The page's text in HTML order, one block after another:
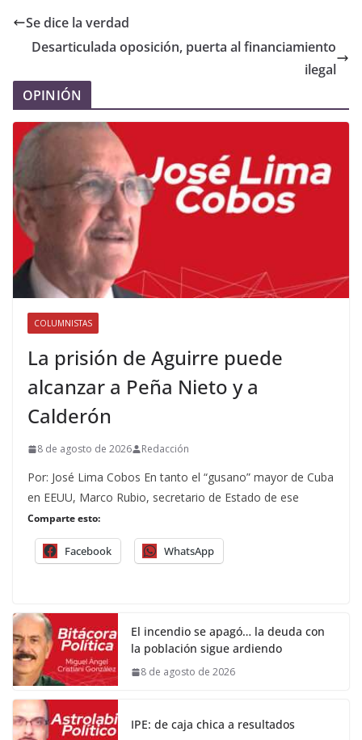
Se dice la verdad
Desarticulada oposición, puerta al financiamiento
ilegal
OPINIÓN
COLUMNISTAS
La prisión de Aguirre puede
alcanzar a Peña Nieto y a
Calderón
8 de agosto de 2026 Redacción
Por: José Lima Cobos En tanto el “gusano” mayor de Cuba
en EEUU, Marco Rubio, secretario de Estado de ese
Comparte esto:
Facebook WhatsApp
El incendio se apagó… la deuda con
la población sigue ardiendo
8 de agosto de 2026
IPE: de caja chica a resultados